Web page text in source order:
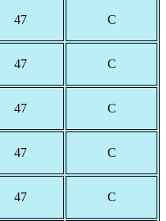
47 С
47 С
47 С
47 С
47 С